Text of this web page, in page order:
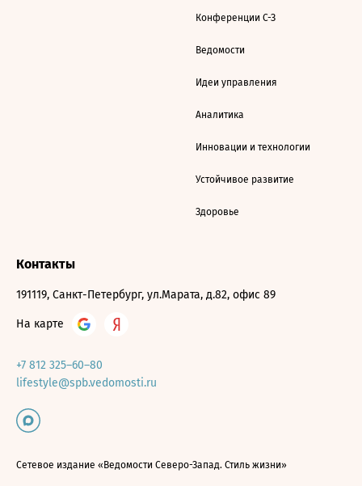
Конференции С-З
Ведомости
Идеи управления
Аналитика
Инновации и технологии
Устойчивое развитие
Здоровье
Контакты
191119, Санкт-Петербург, ул.Марата, д.82, офис 89
На карте
+7 812 325–60–80
lifestyle@spb.vedomosti.ru
Сетевое издание «Ведомости Северо-Запад. Стиль жизни»